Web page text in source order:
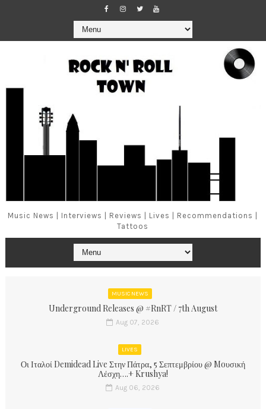
Music News | Interviews | Reviews | Lives | Recommendations |
Tattoos
MUSIC NEWS
Underground Releases @ #RnRT / 7th August
Aug 07, 2026
LIVES
Οι Ιταλοί Demidead Live Στην Πάτρα, 5 Σεπτεμβρίου @ Moυσική
Λέσχη….+ Krushya!
Aug 06, 2026